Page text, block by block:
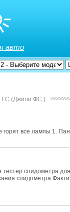
авто
FC (Джили ФС )
все лампы 1.
спидометра
спидометра